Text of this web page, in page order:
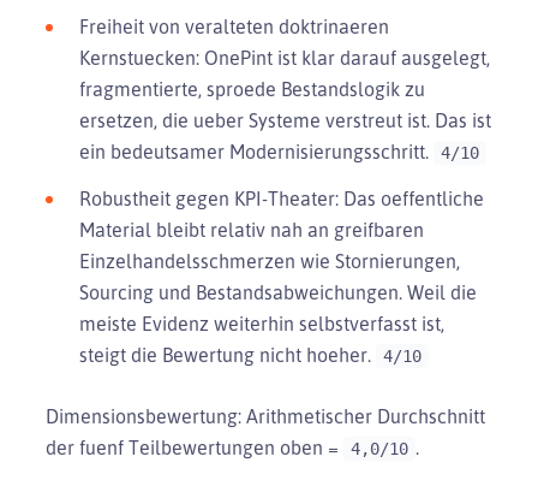
Freiheit von veralteten doktrinaeren
Kernstuecken: OnePint ist klar darauf ausgelegt,
fragmentierte, sproede Bestandslogik zu
ersetzen, die ueber Systeme verstreut ist. Das ist
ein bedeutsamer Modernisierungsschritt.
4/10
Robustheit gegen KPI-Theater: Das oeffentliche
Material bleibt relativ nah an greifbaren
Einzelhandelsschmerzen wie Stornierungen,
Sourcing und Bestandsabweichungen. Weil die
meiste Evidenz weiterhin selbstverfasst ist,
steigt die Bewertung nicht hoeher.
4/10
Dimensionsbewertung: Arithmetischer Durchschnitt
der fuenf Teilbewertungen oben =
4,0/10 .